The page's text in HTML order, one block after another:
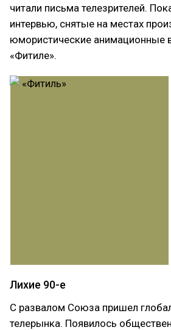
читали письма телезрителей.
интервью, снятые на местах
юмористические анимационные
«Фитиле».
Лихие 90-е
С развалом Союза пришел
телерынка. Появилось